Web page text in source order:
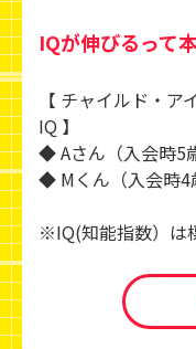
IQが伸びるって
【 チャイルド・
IQ 】
◆ Aさん（入会時5
◆ Mくん（入会時4
※IQ(知能指数）は